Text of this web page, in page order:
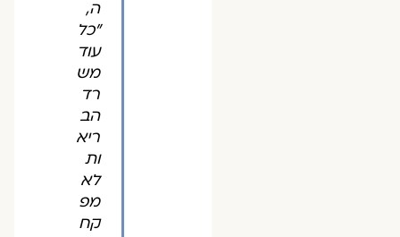
ה,
"כל
עוד
מש
רד
הב
ריא
ות
לא
מפ
קח